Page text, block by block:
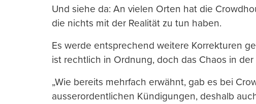
Und siehe da: An vielen Orten hat die
die nichts mit der Realität zu tun haben.
Es werde entsprechend weitere Korrekturen
ist rechtlich in Ordnung, doch das Chaos in
„Wie bereits mehrfach erwähnt, gab es bei
ausserordentlichen Kündigungen, deshalb